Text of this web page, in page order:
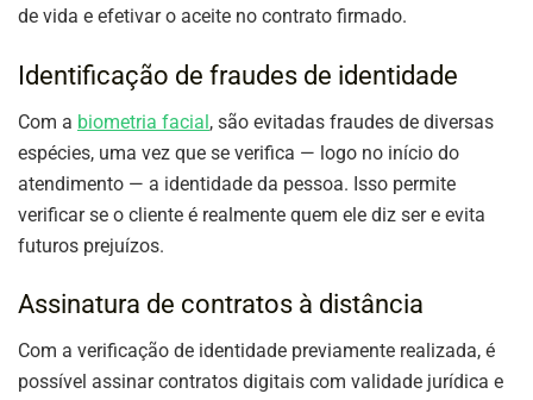
de vida e efetivar o aceite no contrato firmado.
Identificação de fraudes de identidade
Com a biometria facial, são evitadas fraudes de diversas
espécies, uma vez que se verifica — logo no início do
atendimento — a identidade da pessoa. Isso permite
verificar se o cliente é realmente quem ele diz ser e evita
futuros prejuízos.
Assinatura de contratos à distância
Com a verificação de identidade previamente realizada, é
possível assinar contratos digitais com validade jurídica e